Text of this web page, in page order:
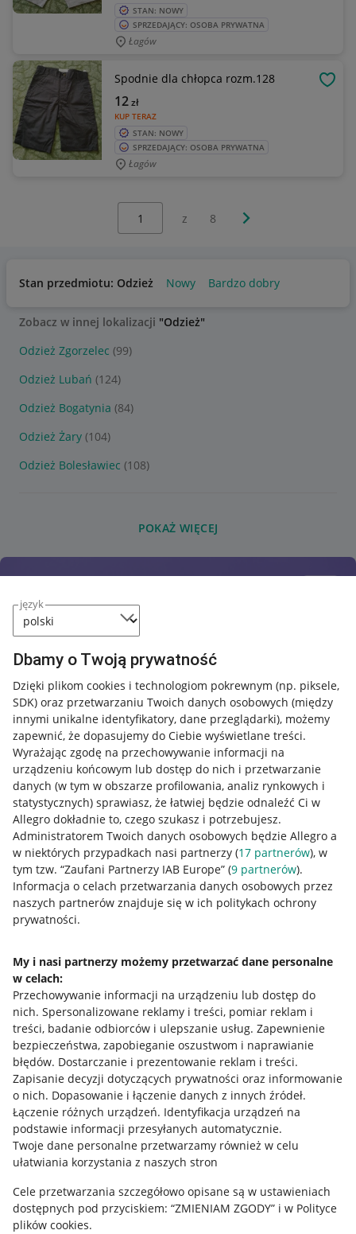
język
Dbamy o Twoją prywatność
Dzięki plikom cookies i technologiom pokrewnym (np. piksele,
SDK) oraz przetwarzaniu Twoich danych osobowych (między
innymi unikalne identyfikatory, dane przeglądarki), możemy
zapewnić, że dopasujemy do Ciebie wyświetlane treści.
Wyrażając zgodę na przechowywanie informacji na
urządzeniu końcowym lub dostęp do nich i przetwarzanie
danych (w tym w obszarze profilowania, analiz rynkowych i
statystycznych) sprawiasz, że łatwiej będzie odnaleźć Ci w
Allegro dokładnie to, czego szukasz i potrzebujesz.
Administratorem Twoich danych osobowych będzie Allegro a
w niektórych przypadkach nasi partnerzy (17 partnerów), w
tym tzw. “Zaufani Partnerzy IAB Europe” (9 partnerów).
Informacja o celach przetwarzania danych osobowych przez
naszych partnerów znajduje się w ich politykach ochrony
prywatności.
My i nasi partnerzy możemy przetwarzać dane personalne
w celach:
Przechowywanie informacji na urządzeniu lub dostęp do
nich. Spersonalizowane reklamy i treści, pomiar reklam i
treści, badanie odbiorców i ulepszanie usług. Zapewnienie
bezpieczeństwa, zapobieganie oszustwom i naprawianie
błędów. Dostarczanie i prezentowanie reklam i treści.
Zapisanie decyzji dotyczących prywatności oraz informowanie
o nich. Dopasowanie i łączenie danych z innych źródeł.
Łączenie różnych urządzeń. Identyfikacja urządzeń na
podstawie informacji przesyłanych automatycznie.
Twoje dane personalne przetwarzamy również w celu
ułatwiania korzystania z naszych stron
Cele przetwarzania szczegółowo opisane są w ustawieniach
dostępnych pod przyciskiem: “ZMIENIAM ZGODY” i w Polityce
plików cookies.
STAN: NOWY
SPRZEDAJĄCY: OSOBA PRYWATNA
Łagów
Spodnie dla chłopca rozm.128
KUP TERAZ
12zł
STAN: NOWY
SPRZEDAJĄCY: OSOBA PRYWATNA
Łagów
z 8 Następna strona
Stan przedmiotu: Odzież Nowy Bardzo dobry
Zobacz w innej lokalizacji "Odzież"
Odzież Zgorzelec (99)
Odzież Lubań (124)
Odzież Bogatynia (84)
Odzież Żary (104)
Odzież Bolesławiec (108)
POKAŻ WIĘCEJ
Przydatne informacje
Jak to działa
Allegro Gadane dla sprzedających
Allegro Gadane dla kupujących
Mapa miejscowości
Informacje prawne
Regulamin
Polityka plików "cookies"
Ustawienia plików "cookies"
Udostępnianie lokalizacji
Informacje dla Aktu o Usługach Cyfrowych